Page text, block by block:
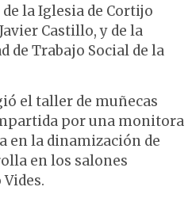
la Iglesia de Cortijo
Castillo, y de la
de Trabajo Social de la
el taller de muñecas
por una monitora
en la dinamización de
en los salones